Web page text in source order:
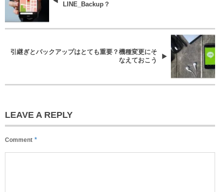
LINE_Backup？
引継ぎとバックアップはとても重要？機種変更にそ
なえておこう
LEAVE A REPLY
Comment *